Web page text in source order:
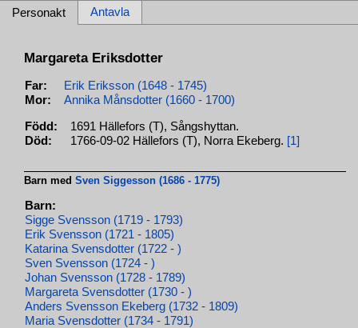
Personakt Antavla
Margareta Eriksdotter
Far:
Erik Eriksson (1648 - 1745)
Mor:
Annika Månsdotter (1660 - 1700)
Född:
1691 Hällefors (T), Sångshyttan.
Död:
1766-09-02 Hällefors (T), Norra Ekeberg. [1]
Barn medSven Siggesson (1686 - 1775)
Barn:
Sigge Svensson (1719 - 1793)
Erik Svensson (1721 - 1805)
Katarina Svensdotter (1722 - )
Sven Svensson (1724 - )
Johan Svensson (1728 - 1789)
Margareta Svensdotter (1730 - )
Anders Svensson Ekeberg (1732 - 1809)
Maria Svensdotter (1734 - 1791)